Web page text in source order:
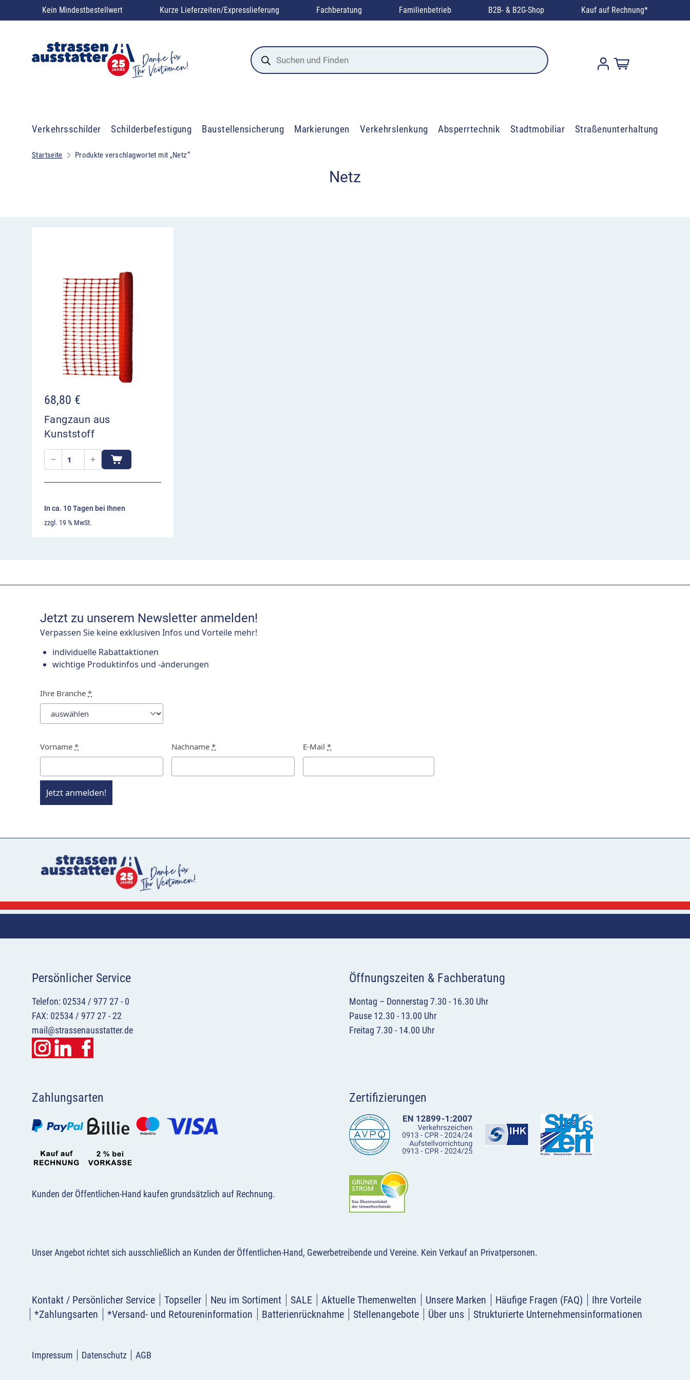
Kein Mindestbestellwert Kurze Lieferzeiten/Expresslieferung Fachberatung Familienbetrieb B2B- & B2G-Shop Kauf auf Rechnung*
Products
search
Verkehrsschilder Schilderbefestigung Baustellensicherung Markierungen Verkehrslenkung Absperrtechnik Stadtmobiliar Straßenunterhaltung
Startseite Produkte verschlagwortet mit „Netz“
Netz
68,80 €
Fangzaun aus
Kunststoff
In ca. 10 Tagen bei Ihnen
zzgl. 19 % MwSt.
Jetzt zu unserem Newsletter anmelden!
Verpassen Sie keine exklusiven Infos und Vorteile mehr!
individuelle Rabattaktionen
wichtige Produktinfos und -änderungen
Ihre Branche *
Vorname * Nachname * E-Mail *
Jetzt anmelden!
Persönlicher Service
Telefon: 02534 / 977 27 - 0
FAX: 02534 / 977 27 - 22
mail@strassenausstatter.de
Öffnungszeiten & Fachberatung
Montag – Donnerstag 7.30 - 16.30 Uhr
Pause 12.30 - 13.00 Uhr
Freitag 7.30 - 14.00 Uhr
Zahlungsarten
Kunden der Öffentlichen-Hand kaufen grundsätzlich auf Rechnung.
Zertifizierungen
Unser Angebot richtet sich ausschließlich an Kunden der Öffentlichen-Hand, Gewerbetreibende und Vereine. Kein Verkauf an Privatpersonen.
Kontakt / Persönlicher Service Topseller Neu im Sortiment SALE Aktuelle Themenwelten Unsere Marken Häufige Fragen (FAQ)
Ihre Vorteile
*Zahlungsarten
*Versand- und Retoureninformation Batterienrücknahme Stellenangebote Über uns Strukturierte Unternehmensinformationen
Impressum Datenschutz AGB